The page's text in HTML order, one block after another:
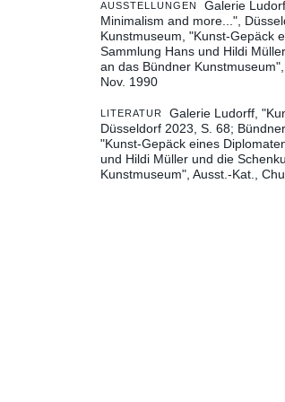
AUSSTELLUNGEN
Galerie
Minimalism and more...",
Kunstmuseum, "Kunst-Gepäck
Sammlung Hans und Hildi
an das Bündner Kunstmuseum",
Nov. 1990
LITERATUR
Galerie Ludorff,
Düsseldorf 2023, S. 68
"Kunst-Gepäck eines
und Hildi Müller und die
Kunstmuseum", Ausst.-Kat.,